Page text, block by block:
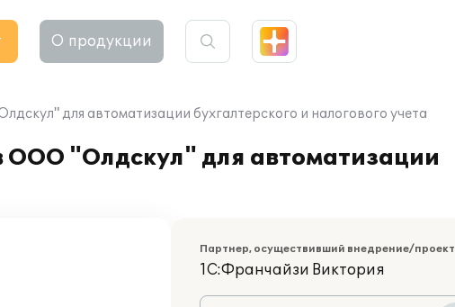
О продукции
для автоматизации бухгалтерского и налогового учета
"Олдскул" для автоматизации
Партнер, осуществивший внедрение/проект
1С:Франчайзи Виктория